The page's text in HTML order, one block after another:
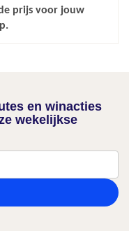
prijs voor jouw
en winacties
wekelijkse